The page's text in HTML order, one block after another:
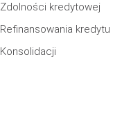
Zdolności kredytowej
Refinansowania kredytu
Konsolidacji